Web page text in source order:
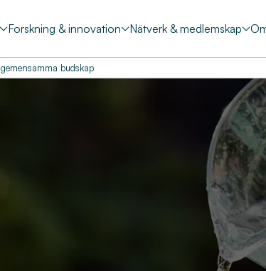
Forskning & innovation Nätverk & medlemskap
budskap